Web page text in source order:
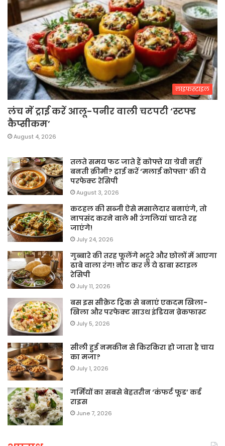
लाइफस्टाइल
लंच में ट्राई करें आलू-पनीर वाली चटपटी ‘स्टफ्ड
कैप्सीकम’
August 4, 2026
तलते समय फट जाते हैं कोफ्ते या ग्रेवी नहीं
बनती क्रीमी? ट्राई करें ‘मलाई कोफ्ता’ की ये
परफेक्ट रेसिपी
August 3, 2026
कटहल की सब्जी ऐसे मसालेदार बनाएंगे, तो
नापसंद करने वाले भी उंगलियां चाटते रह
जाएंगे!
July 24, 2026
गुब्बारे की तरह फूलेंगे भटूरे और छोलों में आएगा
ढाबे वाला रंग! नोट कर लें ये ढाबा स्टाइल
रेसिपी
July 11, 2026
बस इस सीक्रेट ट्रिक से बनाएं एकदम खिला-
खिला और परफेक्ट साउथ इंडियन ब्रेकफास्ट
July 5, 2026
सीली हुई नमकीन से किरकिरा हो जाता है चाय
का मजा?
July 1, 2026
गर्मियों का सबसे बेहतरीन ‘कंफर्ट फूड’ कर्ड
राइस
June 7, 2026